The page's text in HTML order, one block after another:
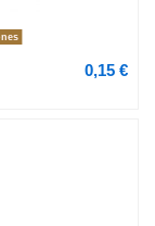
0,15 €